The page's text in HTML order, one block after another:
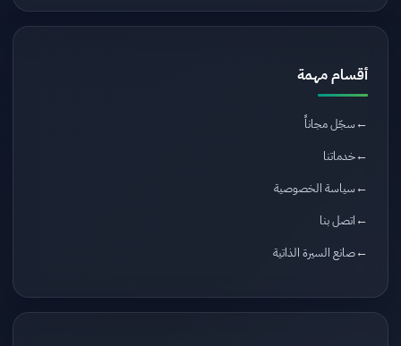
أقسام مهمة
سجّل مجاناً
خدماتنا
سياسة الخصوصية
اتصل بنا
صانع السيرة الذاتية